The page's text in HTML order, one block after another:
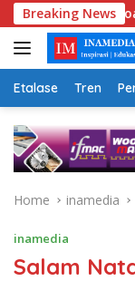
Skip
to
content
Breaking News
Berita Hoaks,
Etalase Tren
Home inamedia
inamedia
Salam